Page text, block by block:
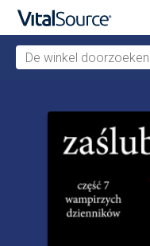
De winkel doorzoeken